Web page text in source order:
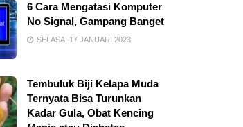
6 Cara Mengatasi Komputer
No Signal, Gampang Banget
SELASA, 17 JANUARI 2023
Tembuluk Biji Kelapa Muda
Ternyata Bisa Turunkan
Kadar Gula, Obat Kencing